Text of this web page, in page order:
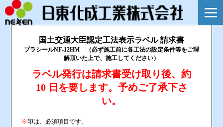
国土交通大臣認定工法表示ラベル 請求書
プラシールNF-12HM （必ず施工前に各工法の設定条件等をご理
解頂いた上で、施工してください）
ラベル発行は請求書受け取り後、約
10 日を要します。予めご了承下さ
い。
※印は、必須項目です。